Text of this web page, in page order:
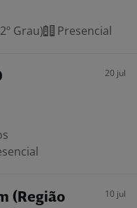
Grau) Presencial
20 jul
(Região
10 jul